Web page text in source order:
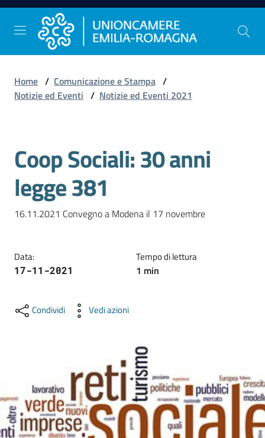
Vai al contenuto
Vai alla navigazione
Vai al footer
Comunicazione
Studi
e
Statistica
al
lavoro
Promozione
Internazionalizzazione
delle
Imprese
Home / Comunicazione e Stampa /
Notizie ed Eventi / Notizie ed Eventi 2021
Salta al contenuto
Coop Sociali: 30 anni
legge 381
16.11.2021 Convegno a Modena il 17 novembre
Data:
17-11-2021
Tempo di lettura
1 min
Condividi Vedi azioni